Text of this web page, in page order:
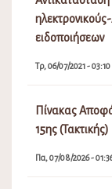
ειδοποιήσεων
Τρ, 06/07/2021 - 03:10
Πίνακας
15ης
Πα, 07/08/2026 -